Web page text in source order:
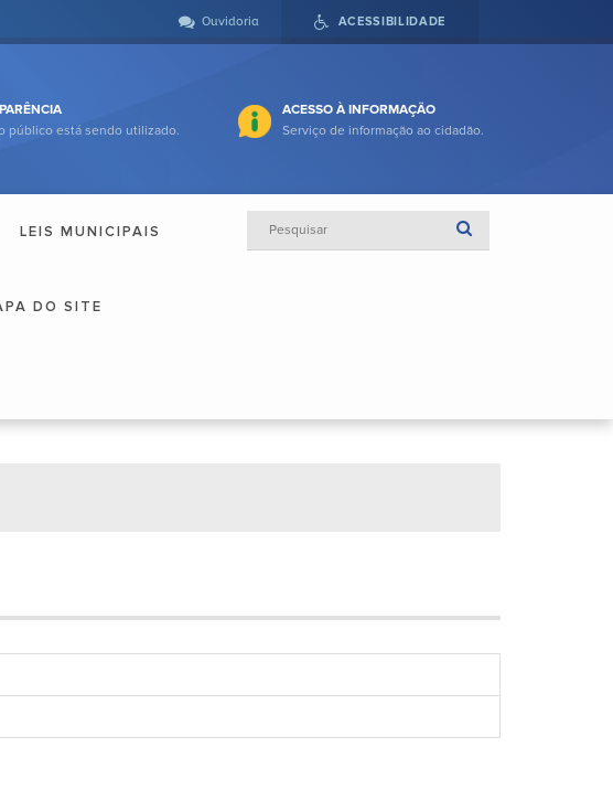
ACESSIBILIDADE
Ouvidoria
público está sendo utilizado.
ACESSO À INFORMAÇÃO
Serviço de informação ao cidadão.
LEIS MUNICIPAIS
DO SITE